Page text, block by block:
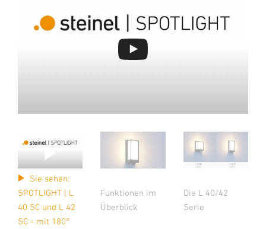
Sie sehen:
SPOTLIGHT | L
40 SC und L 42
SC - mit 180°
Funktionen im
Überblick
Die L 40/42
Serie